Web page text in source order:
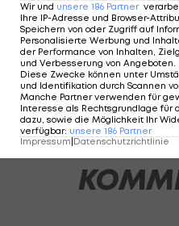
Wir haben die Vereine
Dauerkarten-
1
Wir und unsere 186 Partner
Ihre IP-Adresse und Browser-
Speichern von oder Zugriff auf
Personalisierte Werbung und
der Performance von Inhalten,
und Verbesserung von Angeboten.
Diese Zwecke können unter
und Identifikation durch Scannen
Manche Partner verwenden für
Interesse als Rechtsgrundlage für
dazu, sowie die Möglichkeit Ihr
verfügbar: unsere 186 Partner
Impressum Datenschutzrichtlinie